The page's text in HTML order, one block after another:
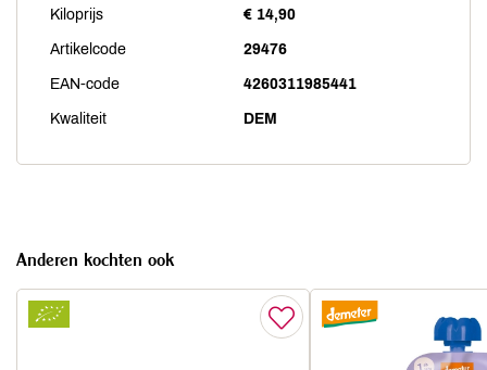
Kiloprijs € 14,90
Artikelcode 29476
EAN-code 4260311985441
Kwaliteit DEM
Anderen kochten ook